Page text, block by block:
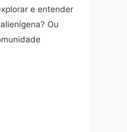
e entender
Ou